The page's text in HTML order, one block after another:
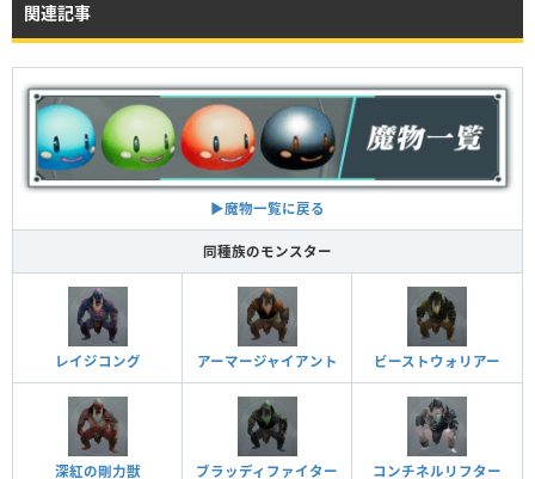
関連記事
▶︎魔物一覧に戻る
同種族のモンスター
レイジコング アーマージャイアント ビーストウォリアー
深紅の剛力獣 ブラッディファイター コンチネルリフター